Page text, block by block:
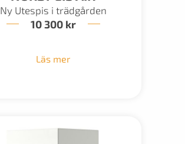
Ny Utespis i trädgården
10 300 kr
Läs mer